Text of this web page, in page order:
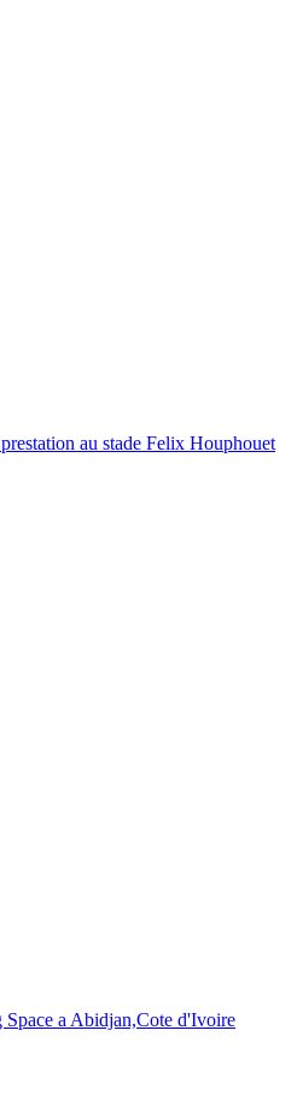
au stade Felix Houphouet
a Abidjan,Cote d'Ivoire